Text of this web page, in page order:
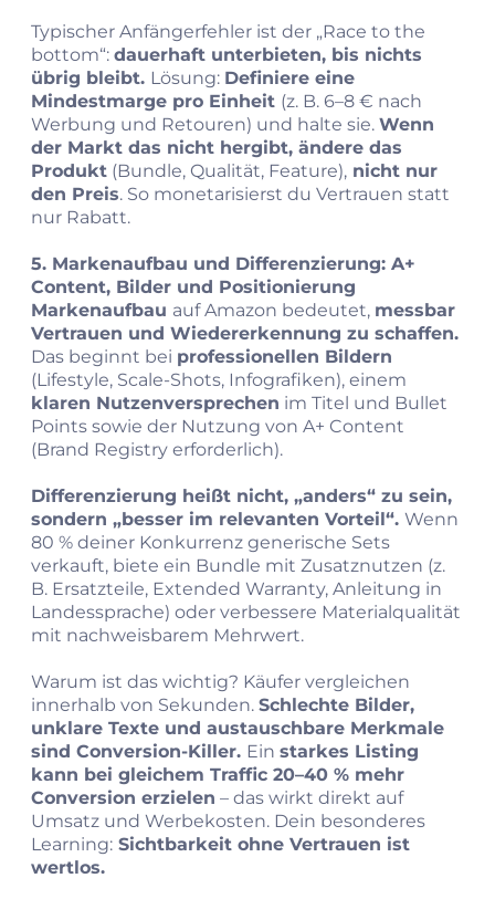
Typischer Anfängerfehler ist der „Race to the
bottom“: dauerhaft unterbieten, bis nichts
übrig bleibt. Lösung: Definiere eine
Mindestmarge pro Einheit (z. B. 6–8 € nach
Werbung und Retouren) und halte sie. Wenn
der Markt das nicht hergibt, ändere das
Produkt (Bundle, Qualität, Feature), nicht nur
den Preis. So monetarisierst du Vertrauen statt
nur Rabatt.
5. Markenaufbau und Differenzierung: A+
Content, Bilder und Positionierung
Markenaufbau auf Amazon bedeutet, messbar
Vertrauen und Wiedererkennung zu schaffen.
Das beginnt bei professionellen Bildern
(Lifestyle, Scale-Shots, Infografiken), einem
klaren Nutzenversprechen im Titel und Bullet
Points sowie der Nutzung von A+ Content
(Brand Registry erforderlich).
Differenzierung heißt nicht, „anders“ zu sein,
sondern „besser im relevanten Vorteil“. Wenn
80 % deiner Konkurrenz generische Sets
verkauft, biete ein Bundle mit Zusatznutzen (z.
B. Ersatzteile, Extended Warranty, Anleitung in
Landessprache) oder verbessere Materialqualität
mit nachweisbarem Mehrwert.
Warum ist das wichtig? Käufer vergleichen
innerhalb von Sekunden. Schlechte Bilder,
unklare Texte und austauschbare Merkmale
sind Conversion-Killer. Ein starkes Listing
kann bei gleichem Traffic 20–40 % mehr
Conversion erzielen – das wirkt direkt auf
Umsatz und Werbekosten. Dein besonderes
Learning: Sichtbarkeit ohne Vertrauen ist
wertlos.